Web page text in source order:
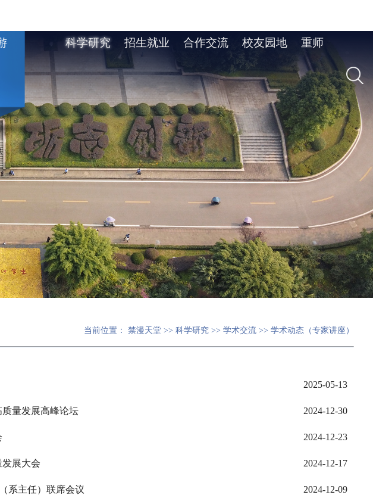
科学研究 招生就业 合作交流 校友园地 重师
当前位置： 禁漫天堂 >> 科学研究 >> 学术交流 >> 学术动态（专家讲座）
2025-05-13
量发展高峰论坛 2024-12-30
2024-12-23
展大会 2024-12-17
系主任）联席会议 2024-12-09